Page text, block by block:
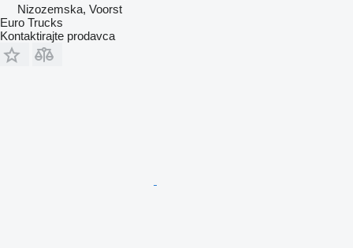
Nizozemska, Voorst
Euro Trucks
Kontaktirajte prodavca